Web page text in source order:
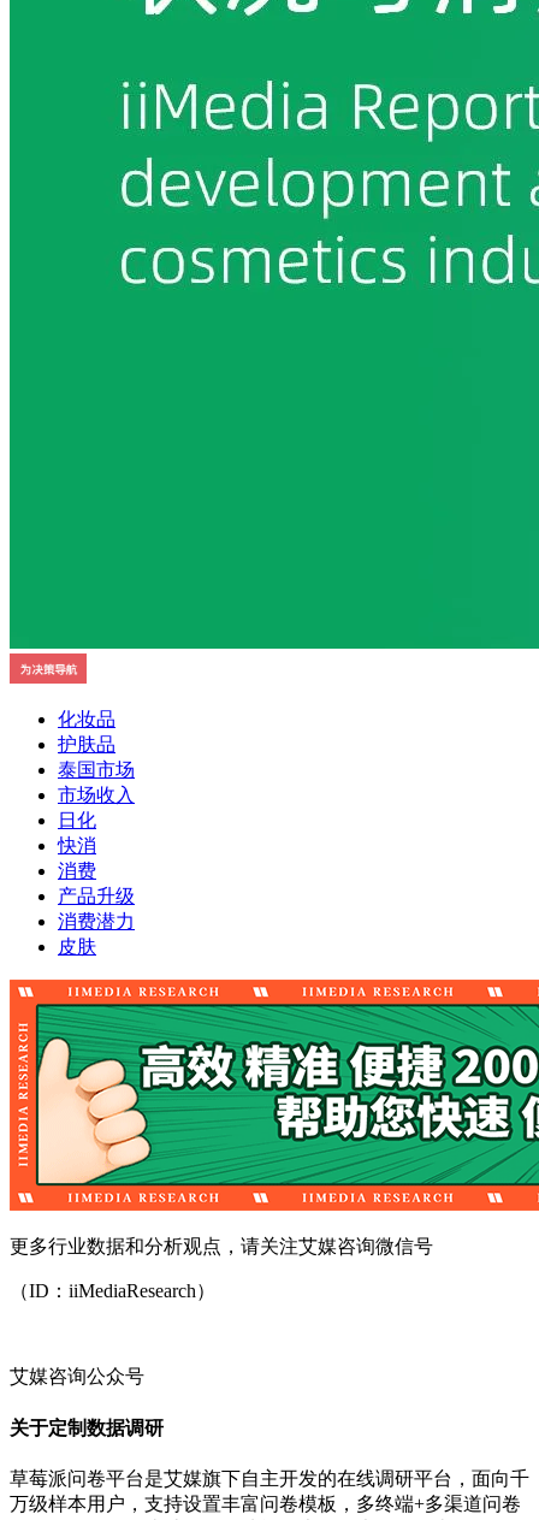
化妆品
护肤品
泰国市场
市场收入
日化
快消
消费
产品升级
消费潜力
皮肤
更多行业数据和分析观点，请关注艾媒咨询微信号
（ID：iiMediaResearch）
艾媒咨询公众号
关于定制数据调研
草莓派问卷平台是艾媒旗下自主开发的在线调研平台，面向千
万级样本用户，支持设置丰富问卷模板，多终端+多渠道问卷